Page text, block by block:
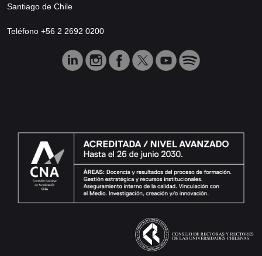
Santiago de Chile
Teléfono +56 2 2692 0200